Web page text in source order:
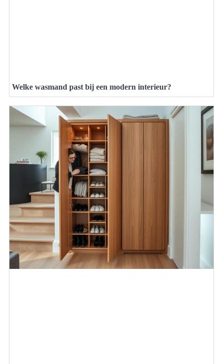
Welke wasmand past bij een modern interieur?